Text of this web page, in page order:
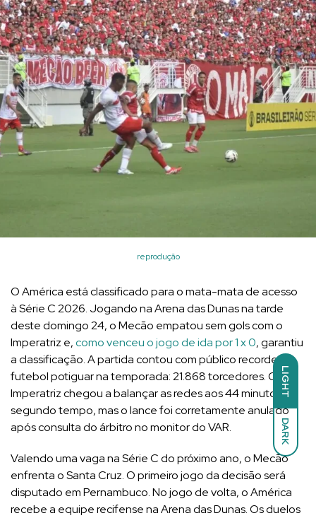
LIGHT
DARK
reprodução
O América está classificado para o mata-mata de acesso
à Série C 2026. Jogando na Arena das Dunas na tarde
deste domingo 24, o Mecão empatou sem gols com o
Imperatriz e,como venceu o jogo de ida por 1 x 0, garantiu
a classificação. A partida contou com público recorde do
futebol potiguar na temporada: 21.868 torcedores. O
Imperatriz chegou a balançar as redes aos 44 minutos do
segundo tempo, mas o lance foi corretamente anulado
após consulta do árbitro no monitor do VAR.
Valendo uma vaga na Série C do próximo ano, o Mecão
enfrenta o Santa Cruz. O primeiro jogo da decisão será
disputado em Pernambuco. No jogo de volta, o América
recebe a equipe recifense na Arena das Dunas. Os duelos